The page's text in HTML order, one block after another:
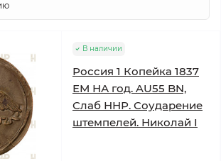
В наличии
Россия 1 Копейка 1837
ЕМ НА год. AU55 BN,
Слаб ННР. Соударение
штемпелей. Николай I